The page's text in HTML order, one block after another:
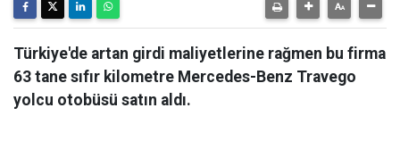
Türkiye'de artan girdi maliyetlerine rağmen bu firma
63 tane sıfır kilometre Mercedes-Benz Travego
yolcu otobüsü satın aldı.